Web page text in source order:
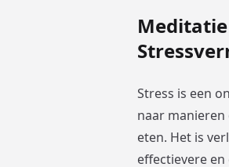
Stress is een
naar
eten. Het is
effectievere